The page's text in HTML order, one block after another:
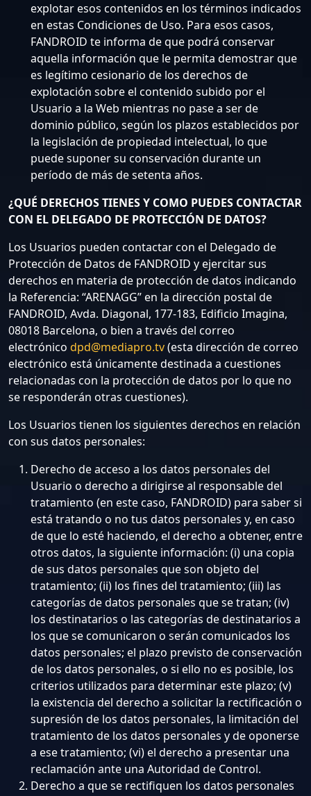
explotar esos contenidos en los términos indicados
en estas Condiciones de Uso. Para esos casos,
FANDROID te informa de que podrá conservar
aquella información que le permita demostrar que
es legítimo cesionario de los derechos de
explotación sobre el contenido subido por el
Usuario a la Web mientras no pase a ser de
dominio público, según los plazos establecidos por
la legislación de propiedad intelectual, lo que
puede suponer su conservación durante un
período de más de setenta años.
¿QUÉ DERECHOS TIENES Y COMO PUEDES CONTACTAR
CON EL DELEGADO DE PROTECCIÓN DE DATOS?
Los Usuarios pueden contactar con el Delegado de
Protección de Datos de FANDROID y ejercitar sus
derechos en materia de protección de datos indicando
la Referencia: “ARENAGG” en la dirección postal de
FANDROID, Avda. Diagonal, 177-183, Edificio Imagina,
08018 Barcelona, o bien a través del correo
electrónico dpd@mediapro.tv(esta dirección de correo
electrónico está únicamente destinada a cuestiones
relacionadas con la protección de datos por lo que no
se responderán otras cuestiones).
Los Usuarios tienen los siguientes derechos en relación
con sus datos personales:
Derecho de acceso a los datos personales del
Usuario o derecho a dirigirse al responsable del
tratamiento (en este caso, FANDROID) para saber si
está tratando o no tus datos personales y, en caso
de que lo esté haciendo, el derecho a obtener, entre
otros datos, la siguiente información: (i) una copia
de sus datos personales que son objeto del
tratamiento; (ii) los fines del tratamiento; (iii) las
categorías de datos personales que se tratan; (iv)
los destinatarios o las categorías de destinatarios a
los que se comunicaron o serán comunicados los
datos personales; el plazo previsto de conservación
de los datos personales, o si ello no es posible, los
criterios utilizados para determinar este plazo; (v)
la existencia del derecho a solicitar la rectificación o
supresión de los datos personales, la limitación del
tratamiento de los datos personales y de oponerse
a ese tratamiento; (vi) el derecho a presentar una
reclamación ante una Autoridad de Control.
Derecho a que se rectifiquen los datos personales